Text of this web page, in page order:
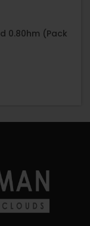
0.80hm (Pack